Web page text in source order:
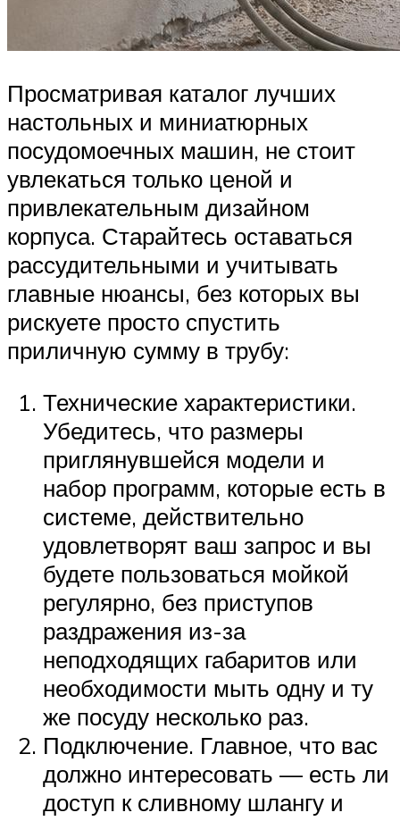
Просматривая каталог лучших
настольных и миниатюрных
посудомоечных машин, не стоит
увлекаться только ценой и
привлекательным дизайном
корпуса. Старайтесь оставаться
рассудительными и учитывать
главные нюансы, без которых вы
рискуете просто спустить
приличную сумму в трубу:
Технические характеристики.
Убедитесь, что размеры
приглянувшейся модели и
набор программ, которые есть в
системе, действительно
удовлетворят ваш запрос и вы
будете пользоваться мойкой
регулярно, без приступов
раздражения из-за
неподходящих габаритов или
необходимости мыть одну и ту
же посуду несколько раз.
Подключение. Главное, что вас
должно интересовать — есть ли
доступ к сливному шлангу и